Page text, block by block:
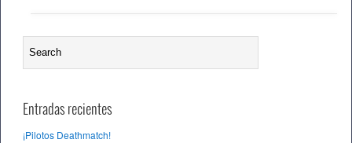
Entradas recientes
¡Pilotos Deathmatch!